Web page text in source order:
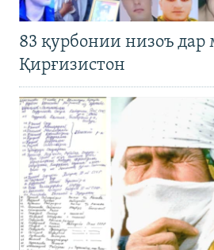
83 қурбонии низоъ дар
Қирғизистон